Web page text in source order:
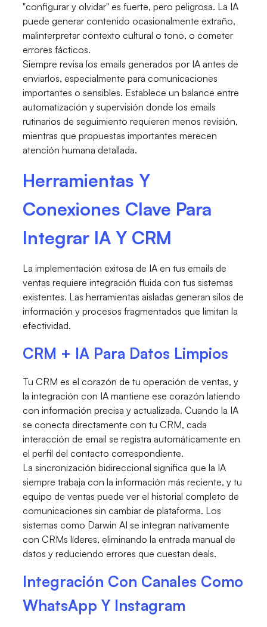
"configurar y olvidar" es fuerte, pero peligrosa. La IA
puede generar contenido ocasionalmente extraño,
malinterpretar contexto cultural o tono, o cometer
errores fácticos.
Siempre revisa los emails generados por IA antes de
enviarlos, especialmente para comunicaciones
importantes o sensibles. Establece un balance entre
automatización y supervisión donde los emails
rutinarios de seguimiento requieren menos revisión,
mientras que propuestas importantes merecen
atención humana detallada.
Herramientas Y
Conexiones Clave Para
Integrar IA Y CRM
La implementación exitosa de IA en tus emails de
ventas requiere integración fluida con tus sistemas
existentes. Las herramientas aisladas generan silos de
información y procesos fragmentados que limitan la
efectividad.
CRM + IA Para Datos Limpios
Tu CRM es el corazón de tu operación de ventas, y
la integración con IA mantiene ese corazón latiendo
con información precisa y actualizada. Cuando la IA
se conecta directamente con tu CRM, cada
interacción de email se registra automáticamente en
el perfil del contacto correspondiente.
La sincronización bidireccional significa que la IA
siempre trabaja con la información más reciente, y tu
equipo de ventas puede ver el historial completo de
comunicaciones sin cambiar de plataforma. Los
sistemas como Darwin AI se integran nativamente
con CRMs líderes, eliminando la entrada manual de
datos y reduciendo errores que cuestan deals.
Integración Con Canales Como
WhatsApp Y Instagram